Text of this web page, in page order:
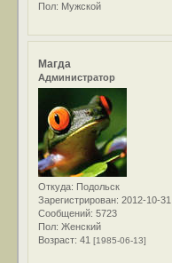
Пол: Мужской
Магда
Администратор
Откуда: Подольск
Зарегистрирован: 2012-10-31
Сообщений: 5723
Пол: Женский
Возраст: 41[1985-06-13]